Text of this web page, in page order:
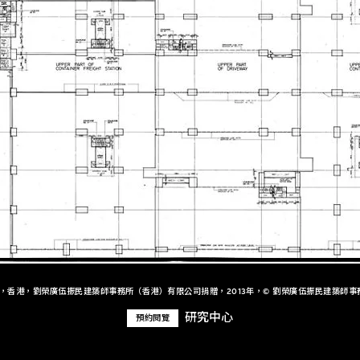
香港，劉榮廣伍振民建築師事務所（香港）有限公司捐贈，2013年，© 劉榮廣伍振民建築師事
預約閱覽 研究中心